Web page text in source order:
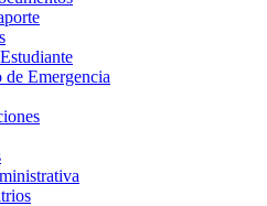
de Emergencia